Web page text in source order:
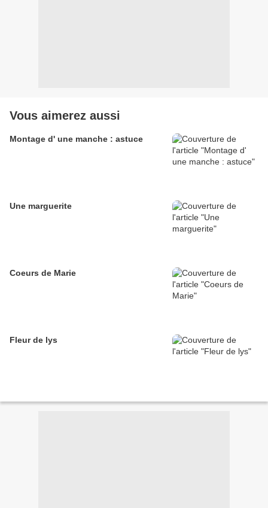
Vous aimerez aussi
Montage d' une manche : astuce
Une marguerite
Coeurs de Marie
Fleur de lys